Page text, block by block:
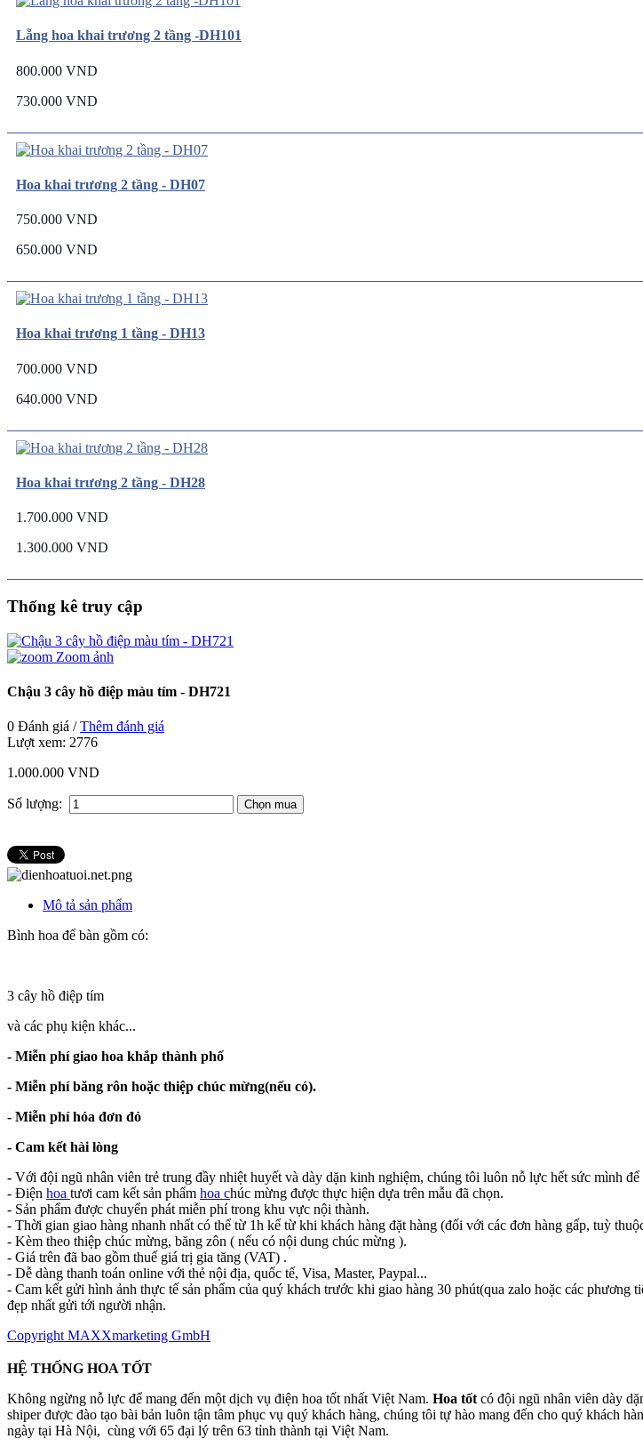
Lẵng hoa khai trương 2 tầng -DH101
800.000 VND
730.000 VND
Hoa khai trương 2 tầng - DH07
750.000 VND
650.000 VND
Hoa khai trương 1 tầng - DH13
700.000 VND
640.000 VND
Hoa khai trương 2 tầng - DH28
1.700.000 VND
1.300.000 VND
Thống kê truy cập
Zoom ảnh
Chậu 3 cây hồ điệp màu tím - DH721
0 Đánh giá /Thêm đánh giá
Lượt xem: 2776
1.000.000 VND
Số lượng:
Mô tả sản phẩm
Bình hoa để bàn gồm có:
3 cây hồ điệp tím
và các phụ kiện khác...
- Miễn phí giao hoa khắp thành phố
- Miễn phí băng rôn hoặc thiệp chúc mừng(nếu có).
- Miễn phí hóa đơn đỏ
- Cam kết hài lòng
- Với đội ngũ nhân viên trẻ trung đầy nhiệt huyết và dày dặn kinh nghiệm, chúng tôi luôn nỗ lực hết sức mình
- Điện hoa tươi cam kết sản phẩm hoa chúc mừng được thực hiện dựa trên mẫu đã chọn.
- Sản phẩm được chuyển phát miễn phí trong khu vực nội thành.
- Thời gian giao hàng nhanh nhất có thể từ 1h kể từ khi khách hàng đặt hàng (đối với các đơn hàng gấp, tuỳ
- Kèm theo thiệp chúc mừng, băng zôn ( nếu có nội dung chúc mừng ).
- Giá trên đã bao gồm thuế giá trị gia tăng (VAT) .
- Dễ dàng thanh toán online với thẻ nội địa, quốc tế, Visa, Master, Paypal...
- Cam kết gửi hình ảnh thực tế sản phẩm của quý khách trước khi giao hàng 30 phút(qua zalo hoặc các
đẹp nhất gửi tới người nhận.
Copyright MAXXmarketing GmbH
HỆ THỐNG HOA TỐT
Không ngừng nỗ lực để mang đến một dịch vụ điện hoa tốt nhất Việt Nam. Hoa tốt có đội ngũ nhân viên dày
shiper được đào tạo bài bản luôn tận tâm phục vụ quý khách hàng, chúng tôi tự hào mang đến cho quý khách
ngày tại Hà Nội, cùng với 65 đại lý trên 63 tỉnh thành tại Việt Nam.